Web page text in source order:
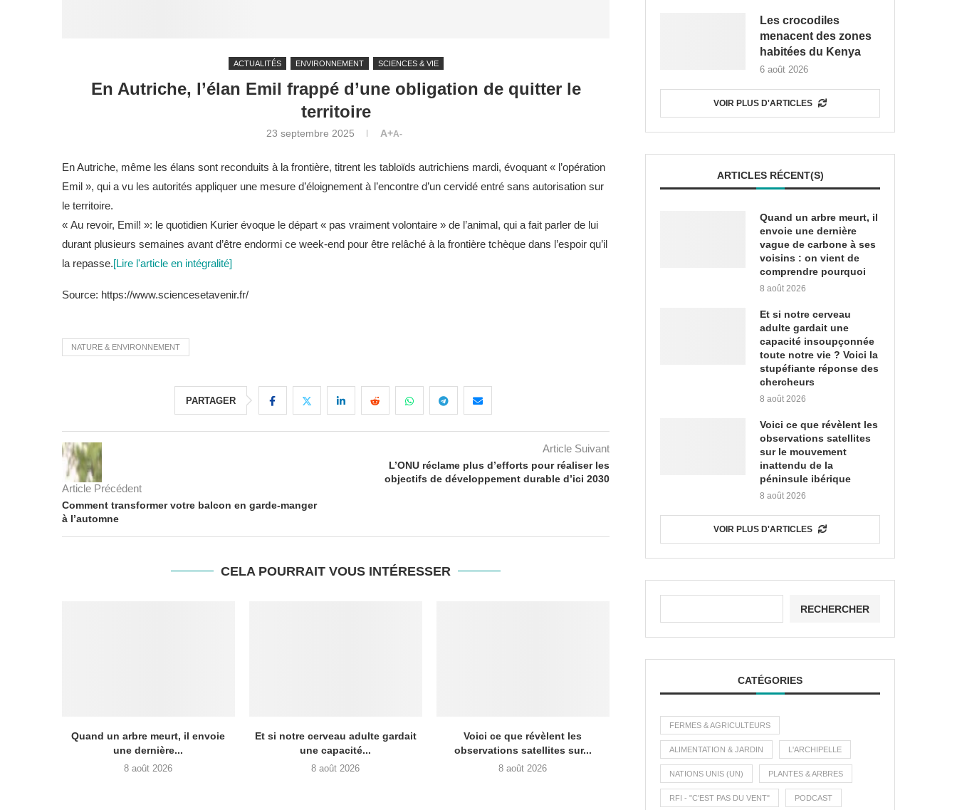
ACTUALITÉS ENVIRONNEMENT SCIENCES & VIE
En Autriche, l’élan Emil frappé d’une obligation de quitter le
territoire
23 septembre 2025 A+A-
En Autriche, même les élans sont reconduits à la frontière, titrent les tabloïds autrichiens mardi, évoquant « l’opération
Emil », qui a vu les autorités appliquer une mesure d’éloignement à l’encontre d’un cervidé entré sans autorisation sur
le territoire.
« Au revoir, Emil! »: le quotidien Kurier évoque le départ « pas vraiment volontaire » de l’animal, qui a fait parler de lui
durant plusieurs semaines avant d’être endormi ce week-end pour être relâché à la frontière tchèque dans l’espoir qu’il
la repasse.[Lire l'article en intégralité]
Source: https://www.sciencesetavenir.fr/
NATURE & ENVIRONNEMENT
PARTAGER
Article Précédent
Comment transformer votre balcon en garde-manger
à l’automne
Article Suivant
L’ONU réclame plus d’efforts pour réaliser les
objectifs de développement durable d’ici 2030
CELA POURRAIT VOUS INTÉRESSER
Quand un arbre meurt, il envoie
une dernière...
8 août 2026
Et si notre cerveau adulte gardait
une capacité...
8 août 2026
Voici ce que révèlent les
observations satellites sur...
8 août 2026
Les crocodiles
menacent des zones
habitées du Kenya
6 août 2026
VOIR PLUS D'ARTICLES
ARTICLES RÉCENT(S)
Quand un arbre meurt, il
envoie une dernière
vague de carbone à ses
voisins : on vient de
comprendre pourquoi
8 août 2026
Et si notre cerveau
adulte gardait une
capacité insoupçonnée
toute notre vie ? Voici la
stupéfiante réponse des
chercheurs
8 août 2026
Voici ce que révèlent les
observations satellites
sur le mouvement
inattendu de la
péninsule ibérique
8 août 2026
VOIR PLUS D'ARTICLES
RECHERCHER
CATÉGORIES
FERMES & AGRICULTEURS
ALIMENTATION & JARDIN L'ARCHIPELLE
NATIONS UNIS (UN) PLANTES & ARBRES
RFI - "C'EST PAS DU VENT" PODCAST